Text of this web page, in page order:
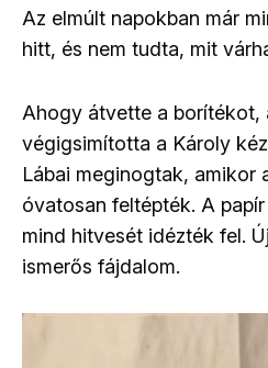
Az elmúlt napokban már
hitt, és nem tudta, mit
Ahogy átvette a borítékot,
végigsimította a Károly
Lábai meginogtak, amikor
óvatosan feltépték. A
mind hitvesét idézték fel.
ismerős fájdalom.